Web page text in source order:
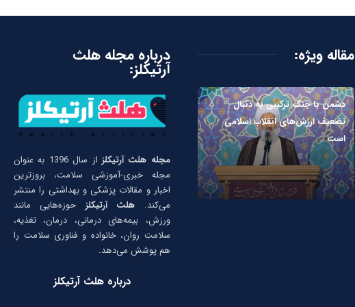
مقاله ویژه:
دشمن با جنگ ترکیبی به دنبال
تضعیف ارزش‌های انقلاب اسلامی
است
درباره مجله هلث
آرتیکلز:
مجله هلث آرتیکلز
از سال 1396 به عنوان
مجله خبری-آموزشی سلامت، بروزترین
اخبار و مقالات پزشکی و بهداشتی را منتشر
می‌کند. هلث آرتیکلز حوزه‌هایی مانند
ورزش، بیمه‌های درمانی، درمان، تغذیه،
سلامت روان، خانواده و فناوری سلامت را
هم پوشش می‌دهد.
درباره هلث آرتیکلز